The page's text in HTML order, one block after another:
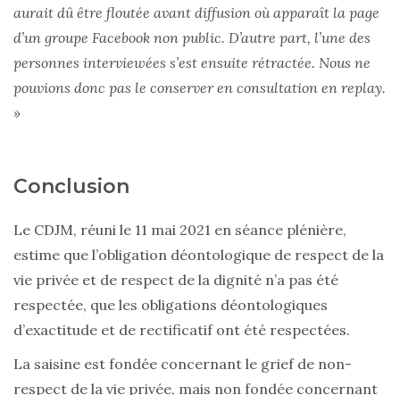
aurait dû être floutée avant diffusion où apparaît la page
d’un groupe Facebook non public. D’autre part, l’une des
personnes interviewées s’est ensuite rétractée. Nous ne
pouvions donc pas le conserver en consultation en replay.
»
Conclusion
Le CDJM, réuni le 11 mai 2021 en séance plénière,
estime que l’obligation déontologique de respect de la
vie privée et de respect de la dignité n’a pas été
respectée, que les obligations déontologiques
d’exactitude et de rectificatif ont été respectées.
La saisine est fondée concernant le grief de non-
respect de la vie privée, mais non fondée concernant